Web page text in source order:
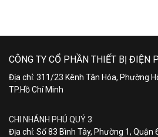
CÔNG TY CỔ PHẦN THIẾT BỊ ĐIỆN
Địa chỉ: 311/23 Kênh Tân Hóa, Phường
TP.Hồ Chí Minh
CHI NHÁNH PHÚ QUÝ 3
Địa chỉ: Số 83 Bình Tây, Phường 1, Quận